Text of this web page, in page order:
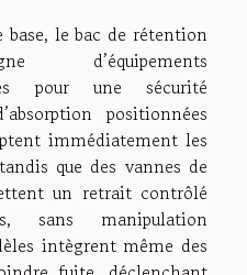
le bac de rétention
d’équipements
pour une sécurité
positionnées
immédiatement les
que des vannes de
un retrait contrôlé
sans manipulation
intègrent même des